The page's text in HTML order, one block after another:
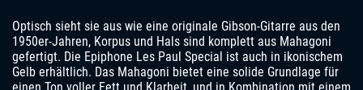
Optisch sieht sie aus wie eine originale Gibson-Gitarre aus den
1950er-Jahren, Korpus und Hals sind komplett aus Mahagoni
gefertigt. Die Epiphone Les Paul Special ist auch in ikonischem
Gelb erhältlich. Das Mahagoni bietet eine solide Grundlage für